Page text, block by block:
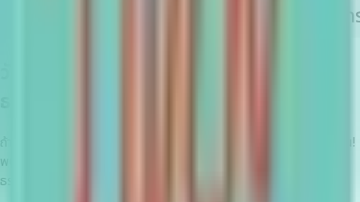
ถ้าคุณเบื่อการเรียนในห้อง แล้วอยากลองลงสนามจริง... นี่คือที่ของคุณ!
พบกับค่ายที่จะพาไปเจาะลึกโลกของ การสร้างสรรค์อีเวนต์ จากเด็ก
ธรรมดา สู่ CREW มืออาชีพ